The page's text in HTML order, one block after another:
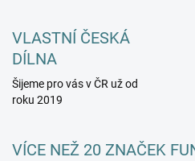
VLASTNÍ ČESKÁ
DÍLNA
Šijeme pro vás v ČR už od
roku 2019
VÍCE NEŽ 20 ZNAČEK